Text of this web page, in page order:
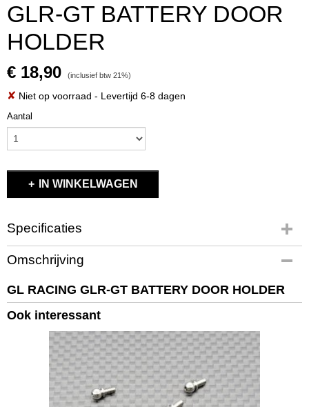
GLR-GT BATTERY DOOR
HOLDER
€ 18,90 (inclusief btw 21%)
✘ Niet op voorraad - Levertijd 6-8 dagen
Aantal
IN WINKELWAGEN
Specificaties
Productcode
GL-GT-OP-019
EAN code
Productcode leverancier
Bruto gewicht
Omschrijving
GL RACING GLR-GT BATTERY DOOR HOLDER
Ook interessant